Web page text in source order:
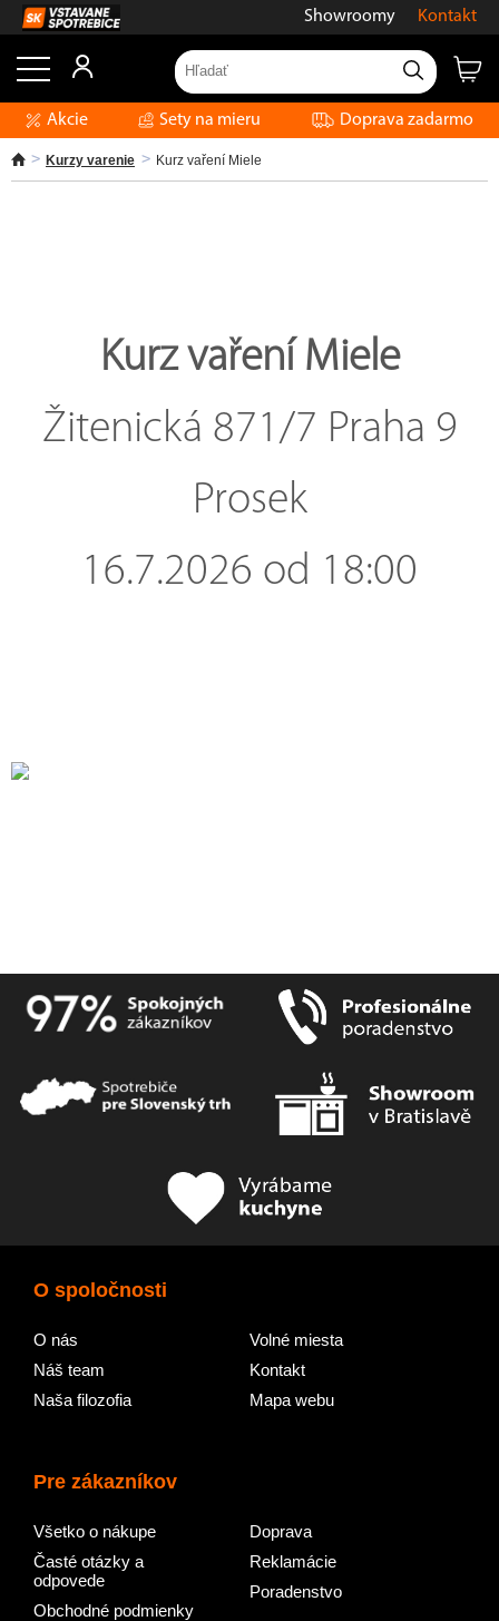
Showroomy Kontakt
Akcie Sety na mieru Doprava zadarmo
Kurzy varenie Kurz vaření Miele
Kurz vaření Miele
Žitenická 871/7 Praha 9
Prosek
16.7.2026 od 18:00
O spoločnosti
O nás
Náš team
Naša filozofia
Volné miesta
Kontakt
Mapa webu
Pre zákazníkov
Všetko o nákupe
Časté otázky a
odpovede
Obchodné podmienky
Doprava
Reklamácie
Poradenstvo